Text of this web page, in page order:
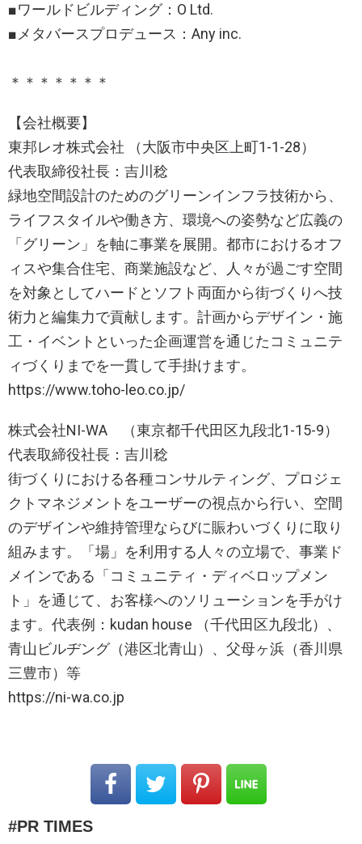
■ワールドビルディング：O Ltd.
■メタバースプロデュース：Any inc.
＊＊＊＊＊＊＊
【会社概要】
東邦レオ株式会社 （大阪市中央区上町1-1-28）
代表取締役社⾧：吉川稔
緑地空間設計のためのグリーンインフラ技術から、
ライフスタイルや働き方、環境への姿勢など広義の
「グリーン」を軸に事業を展開。都市におけるオフ
ィスや集合住宅、商業施設など、人々が過ごす空間
を対象としてハードとソフト両面から街づくりへ技
術力と編集力で貢献します。計画からデザイン・施
工・イベントといった企画運営を通じたコミュニテ
ィづくりまでを一貫して手掛けます。
https://www.toho-leo.co.jp/
株式会社NI-WA （東京都千代田区九段北1-15-9）
代表取締役社長：吉川稔
街づくりにおける各種コンサルティング、プロジェ
クトマネジメントをユーザーの視点から行い、空間
のデザインや維持管理ならびに賑わいづくりに取り
組みます。「場」を利用する人々の立場で、事業ド
メインである「コミュニティ・ディベロップメン
ト」を通じて、お客様へのソリューションを手がけ
ます。代表例：kudan house （千代田区九段北）、
青山ビルヂング（港区北青山）、父母ヶ浜（香川県
三豊市）等
https://ni-wa.co.jp
PR TIMES